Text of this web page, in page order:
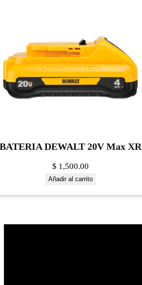
DEWALT 20V Max XR
$ 1,500.00
Añadir al carrito